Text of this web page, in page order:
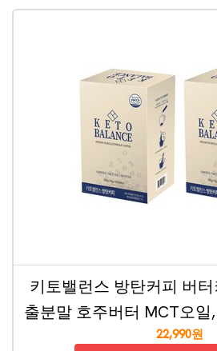
키토밸런스 방탄커피 버
출분말 호주버터 MCT오일
22,990원